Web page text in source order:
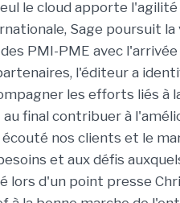
le cloud apporte l'agilité
Sage poursuit la
PMI-PME avec
l'éditeur a
les efforts liés à
final contribuer à
nos clients et le
et aux défis
lors d'un point presse